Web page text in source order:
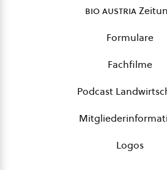
bio austria
Formulare
Fachfilme
Podcast
Logos